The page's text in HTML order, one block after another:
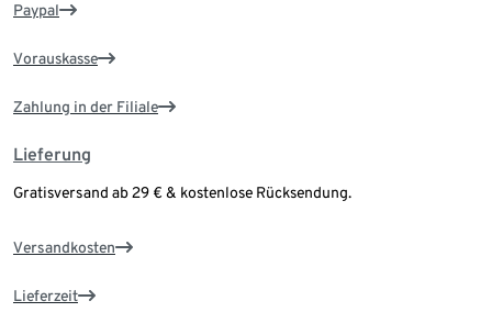
Paypal
Vorauskasse
Zahlung in der Filiale
Lieferung
Gratisversand ab 29 € & kostenlose Rücksendung.
Versandkosten
Lieferzeit